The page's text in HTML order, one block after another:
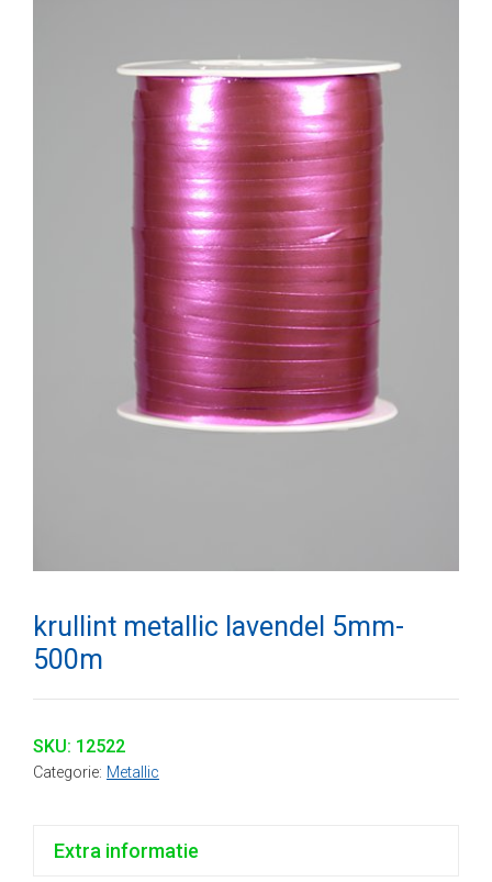
krullint metallic lavendel 5mm-
500m
SKU: 12522
Categorie: Metallic
Extra informatie